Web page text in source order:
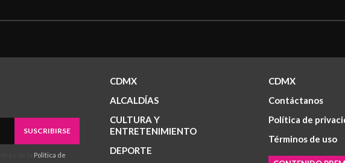
SUSCRIBIRSE
Política de
CDMX
ALCALDÍAS
CULTURA Y
ENTRETENIMIENTO
DEPORTE
CDMX
Contáctanos
Política de
Términos de uso